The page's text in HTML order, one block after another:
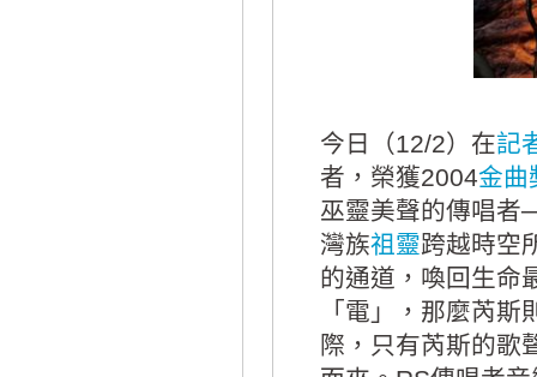
今日（12/2）在記
者，榮獲2004金曲
巫靈美聲的傳唱者
灣族祖靈跨越時空
的通道，喚回生命
「電」，那麼芮
際，只有芮斯的歌